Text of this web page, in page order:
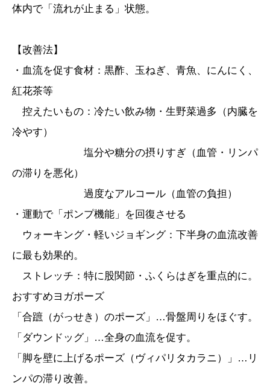
体内で「流れが止まる」状態。
【改善法】
・血流を促す食材：黒酢、玉ねぎ、青魚、にんにく、
紅花茶等
控えたいもの：冷たい飲み物・生野菜過多（内臓を
冷やす）
塩分や糖分の摂りすぎ（血管・リンパ
の滞りを悪化）
過度なアルコール（血管の負担）
・運動で「ポンプ機能」を回復させる
ウォーキング・軽いジョギング：下半身の血流改善
に最も効果的。
ストレッチ：特に股関節・ふくらはぎを重点的に。
おすすめヨガポーズ
「合蹠（がっせき）のポーズ」…骨盤周りをほぐす。
「ダウンドッグ」…全身の血流を促す。
「脚を壁に上げるポーズ（ヴィパリタカラニ）」…リ
ンパの滞り改善。